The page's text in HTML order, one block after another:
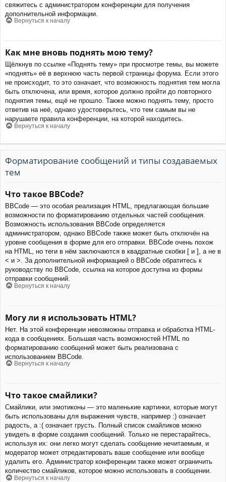
свяжитесь с администратором конференции для получения
дополнительной информации.
Вернуться к началу
Как мне вновь поднять мою тему?
Щёлкнув по ссылке «Поднять тему» при просмотре темы, вы можете
«поднять» её в верхнюю часть первой страницы форума. Если этого
не происходит, то это означает, что возможность поднятия тем могла
быть отключена, или время, которое должно пройти до повторного
поднятия темы, ещё не прошло. Также можно поднять тему, просто
ответив на неё, однако удостоверьтесь, что тем самым вы не
нарушаете правила конференции, на которой находитесь.
Вернуться к началу
Форматирование сообщений и типы создаваемых
тем
Что такое BBCode?
BBCode — это особая реализация HTML, предлагающая большие
возможности по форматированию отдельных частей сообщения.
Возможность использования BBCode определяется
администратором, однако BBCode также может быть отключён на
уровне сообщения в форме для его отправки. BBCode очень похож
на HTML, но теги в нём заключаются в квадратные скобки [ и ], а не в
< и >. За дополнительной информацией о BBCode обратитесь к
руководству по BBCode, ссылка на которое доступна из формы
отправки сообщений.
Вернуться к началу
Могу ли я использовать HTML?
Нет. На этой конференции невозможны отправка и обработка HTML-
кода в сообщениях. Большая часть возможностей HTML по
форматированию сообщений может быть реализована с
использованием BBCode.
Вернуться к началу
Что такое смайлики?
Смайлики, или эмотиконы — это маленькие картинки, которые могут
быть использованы для выражения чувств, например :) означает
радость, а :( означает грусть. Полный список смайликов можно
увидеть в форме создания сообщений. Только не перестарайтесь,
используя их: они легко могут сделать сообщение нечитаемым, и
модератор может отредактировать ваше сообщение или вообще
удалить его. Администратор конференции также может ограничить
количество смайликов, которое можно использовать в сообщении.
Вернуться к началу